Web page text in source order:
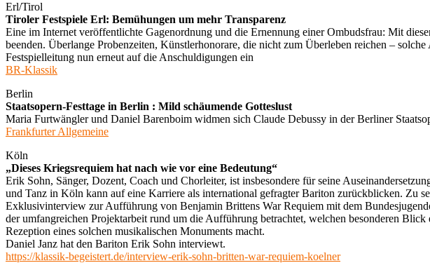
Erl/Tirol
Tiroler Festspiele Erl: Bemühungen um mehr Transparenz
Eine im Internet veröffentlichte Gagenordnung und die Ernennung einer Ombudsfrau: Mit
beenden. Überlange Probenzeiten, Künstlerhonorare, die nicht zum Überleben reichen –
Festspielleitung nun erneut auf die Anschuldigungen ein
BR-Klassik
Berlin
Staatsopern-Festtage in Berlin : Mild schäumende Gotteslust
Maria Furtwängler und Daniel Barenboim widmen sich Claude Debussy in der Berliner
Frankfurter Allgemeine
Köln
„Dieses Kriegsrequiem hat nach wie vor eine Bedeutung“
Erik Sohn, Sänger, Dozent, Coach und Chorleiter, ist insbesondere für seine
und Tanz in Köln kann auf eine Karriere als international gefragter Bariton zurückblicken. Zu
Exklusivinterview zur Aufführung von Benjamin Brittens War Requiem mit dem
der umfangreichen Projektarbeit rund um die Aufführung betrachtet, welchen besonderen
Rezeption eines solchen musikalischen Monuments macht.
Daniel Janz hat den Bariton Erik Sohn interviewt.
https://klassik-begeistert.de/interview-erik-sohn-britten-war-requiem-koelner